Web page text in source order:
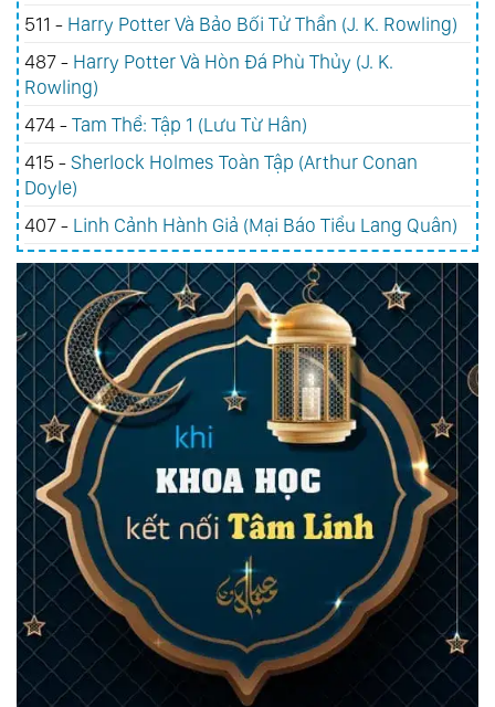
511 - Harry Potter Và Bảo Bối Tử Thần (J. K. Rowling)
487 - Harry Potter Và Hòn Đá Phù Thủy (J. K.
Rowling)
474 -Tam Thể: Tập 1 (Lưu Từ Hân)
415 -Sherlock Holmes Toàn Tập (Arthur Conan
Doyle)
407 - Linh Cảnh Hành Giả (Mại Báo Tiểu Lang Quân)